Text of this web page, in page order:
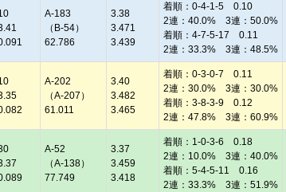
A-183
（B-54）
62.786
3.38
3.471
3.439
着順：0-4-1-5 0.10
2連：40.0% 3連：50.0%
着順：4-7-5-17 0.11
2連：33.3% 3連：48.5%
A-202
（A-207）
61.011
3.40
3.482
3.465
着順：0-3-0-7 0.11
2連：30.0% 3連：30.0%
着順：3-8-3-9 0.12
2連：47.8% 3連：60.9%
A-52
（A-138）
77.749
3.37
3.459
3.418
着順：1-0-3-6 0.18
2連：10.0% 3連：40.0%
着順：5-4-5-11 0.16
2連：33.3% 3連：51.9%